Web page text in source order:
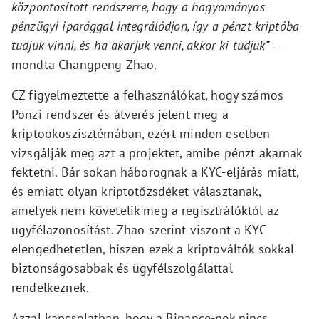
központosított rendszerre, hogy a hagyományos
pénzügyi iparággal integrálódjon, így a pénzt kriptóba
tudjuk vinni, és ha akarjuk venni, akkor ki tudjuk”–
mondta Changpeng Zhao.
CZ figyelmeztette a felhasználókat, hogy számos
Ponzi-rendszer és átverés jelent meg a
kriptoökoszisztémában, ezért minden esetben
vizsgálják meg azt a projektet, amibe pénzt akarnak
fektetni. Bár sokan háborognak a KYC-eljárás miatt,
és emiatt olyan kriptotőzsdéket választanak,
amelyek nem követelik meg a regisztrálóktól az
ügyfélazonosítást. Zhao szerint viszont a KYC
elengedhetetlen, hiszen ezek a kriptováltók sokkal
biztonságosabbak és ügyfélszolgálattal
rendelkeznek.